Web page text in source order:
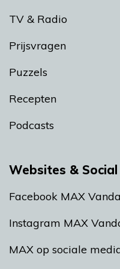
TV & Radio
Prijsvragen
Puzzels
Recepten
Podcasts
Websites & Social
Facebook MAX
Instagram MAX
MAX op sociale